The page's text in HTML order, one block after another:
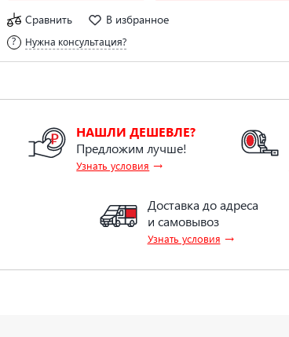
Сравнить В избранное
Нужна консультация?
НАШЛИ ДЕШЕВЛЕ?
Предложим лучше!
Узнать условия →
Доставка до адреса
и самовывоз
Узнать условия →